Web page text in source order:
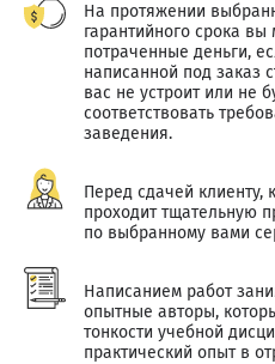
На протяжении
гарантийного срока вы
потраченные деньги,
написанной под заказ
вас не устроит или не
соответствовать
заведения.
Перед сдачей клиенту,
проходит тщательную
по выбранному вами
Написанием работ
опытные авторы,
тонкости учебной
практический опыт в